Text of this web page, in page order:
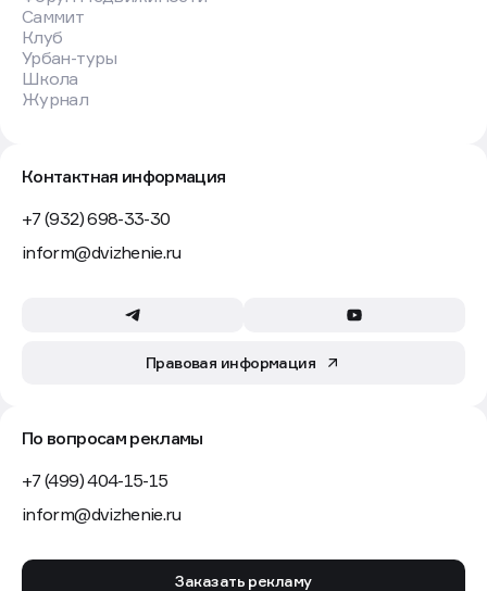
Саммит
Клуб
Урбан-туры
Школа
Журнал
Контактная информация
+7 (932) 698-33-30
inform@dvizhenie.ru
Правовая информация
По вопросам рекламы
+7 (499) 404-15-15
inform@dvizhenie.ru
Заказать рекламу